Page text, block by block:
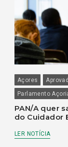
Açores
Parlamento
PAN/A quer
do Cuidador
LER NOTÍCIA